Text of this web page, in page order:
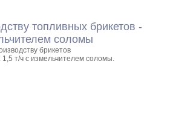
топливных брикетов -
соломы
брикетов
т/ч с измельчителем соломы.